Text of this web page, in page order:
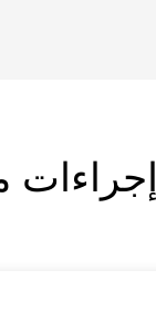
إجراءات